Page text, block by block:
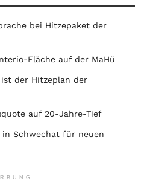
bei Hitzepaket der
Fläche auf der MaHü
der Hitzeplan der
auf 20-Jahre-Tief
Schwechat für neuen